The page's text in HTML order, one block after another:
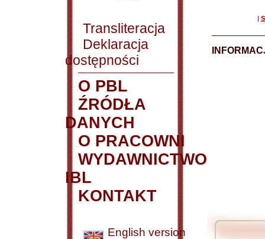
Transliteracja
Deklaracja
dostępności
O PBL
ŹRÓDŁA
DANYCH
O PRACOWNI
WYDAWNICTWO
IBL
KONTAKT
English version
|